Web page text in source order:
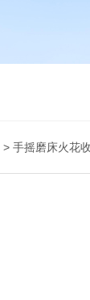
> 手摇磨床火花